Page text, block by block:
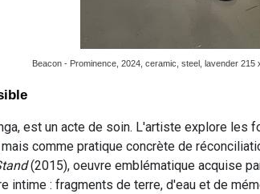
Beacon - Prominence, 2024, ceramic, steel, lavender
est un acte de soin. L'artiste explore les
comme pratique concrète de
(2015), oeuvre emblématique acquise
intime : fragments de terre, d'eau et de